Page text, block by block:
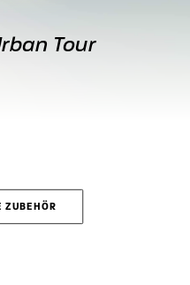
Tour
ZUBEHÖR